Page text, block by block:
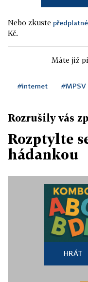
Nebo zkuste
Kč.
Máte již
#internet #MPSV
Rozrušily vás
Rozptylte
hádankou
HRÁT